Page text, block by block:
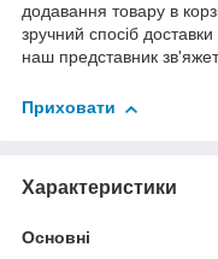
додавання товару в
зручний спосіб
наш представник
Приховати
Характеристики
Основні